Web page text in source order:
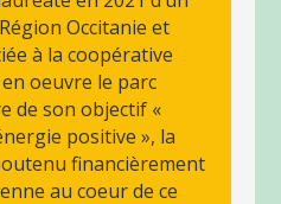
Occitanie et
à la coopérative
oeuvre le parc
de son objectif «
positive », la
financièrement
au coeur de ce